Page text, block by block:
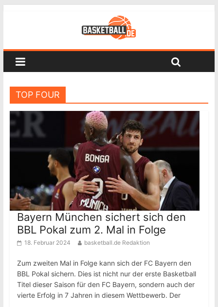
TOP FOUR
Bayern München sichert sich den
BBL Pokal zum 2. Mal in Folge
18. Februar 2024 basketball.de Redaktion
Zum zweiten Mal in Folge kann sich der FC Bayern den
BBL Pokal sichern. Dies ist nicht nur der erste Basketball
Titel dieser Saison für den FC Bayern, sondern auch der
vierte Erfolg in 7 Jahren in diesem Wettbewerb. Der